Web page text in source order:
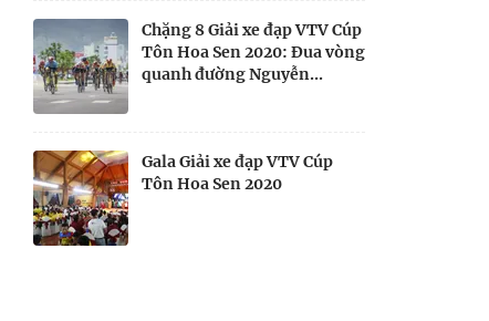
Chặng 8 Giải xe đạp VTV Cúp
Tôn Hoa Sen 2020: Đua vòng
quanh đường Nguyễn...
Gala Giải xe đạp VTV Cúp
Tôn Hoa Sen 2020